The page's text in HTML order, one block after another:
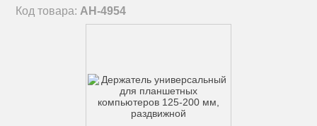
Код товара: AH-4954